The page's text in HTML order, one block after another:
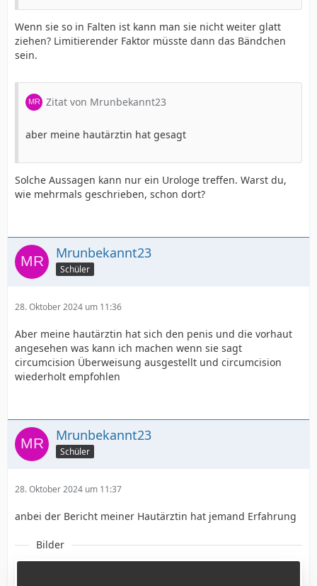
Wenn sie so in Falten ist kann man sie nicht weiter glatt
ziehen? Limitierender Faktor müsste dann das Bändchen
sein.
Zitat von Mrunbekannt23
aber meine hautärztin hat gesagt
Solche Aussagen kann nur ein Urologe treffen. Warst du,
wie mehrmals geschrieben, schon dort?
Mrunbekannt23
Schüler
28. Oktober 2024 um 11:36
Aber meine hautärztin hat sich den penis und die vorhaut
angesehen was kann ich machen wenn sie sagt
circumcision Überweisung ausgestellt und circumcision
wiederholt empfohlen
Mrunbekannt23
Schüler
28. Oktober 2024 um 11:37
anbei der Bericht meiner Hautärztin hat jemand Erfahrung
Bilder